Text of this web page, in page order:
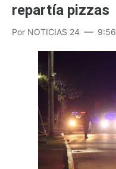
repartía pizzas
Por NOTICIAS 24 9:56